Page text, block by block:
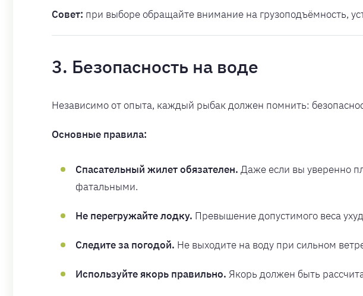
Совет: при выборе обращайте внимание на грузоподъёмность,
3. Безопасность на воде
Независимо от опыта, каждый рыбак должен помнить:
Основные правила:
Спасательный жилет обязателен. Даже если вы уверенно
фатальными.
Не перегружайте лодку. Превышение допустимого веса
Следите за погодой. Не выходите на воду при сильном
Используйте якорь правильно. Якорь должен быть